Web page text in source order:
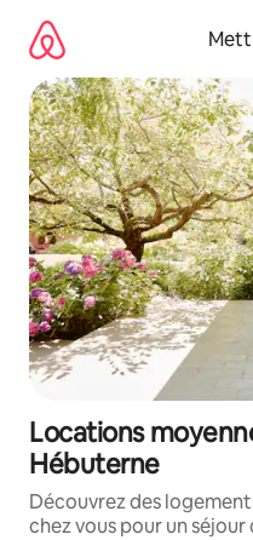
directement
contenu
Locations
Hébuterne
Découvrez des
chez vous pour un séjour